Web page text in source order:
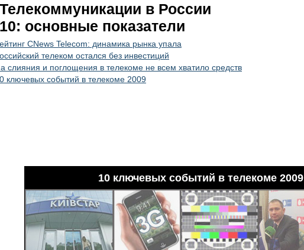
в России
основные показатели
CNews Telecom: динамика рынка упала
телеком остался без инвестиций
слияния и поглощения в телекоме не всем хватило средств
ключевых событий в телекоме 2009
10 ключевых событий в телекоме 2009